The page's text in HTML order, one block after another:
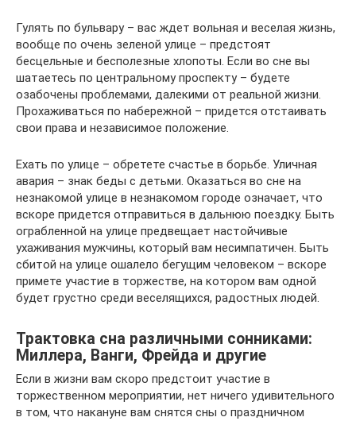
Гулять по бульвару – вас ждет вольная и веселая жизнь,
вообще по очень зеленой улице – предстоят
бесцельные и бесполезные хлопоты. Если во сне вы
шатаетесь по центральному проспекту – будете
озабочены проблемами, далекими от реальной жизни.
Прохаживаться по набережной – придется отстаивать
свои права и независимое положение.
Ехать по улице – обретете счастье в борьбе. Уличная
авария – знак беды с детьми. Оказаться во сне на
незнакомой улице в незнакомом городе означает, что
вскоре придется отправиться в дальнюю поездку. Быть
ограбленной на улице предвещает настойчивые
ухаживания мужчины, который вам несимпатичен. Быть
сбитой на улице ошалело бегущим человеком – вскоре
примете участие в торжестве, на котором вам одной
будет грустно среди веселящихся, радостных людей.
Трактовка сна различными сонниками:
Миллера, Ванги, Фрейда и другие
Если в жизни вам скоро предстоит участие в
торжественном мероприятии, нет ничего удивительного
в том, что накануне вам снятся сны о праздничном